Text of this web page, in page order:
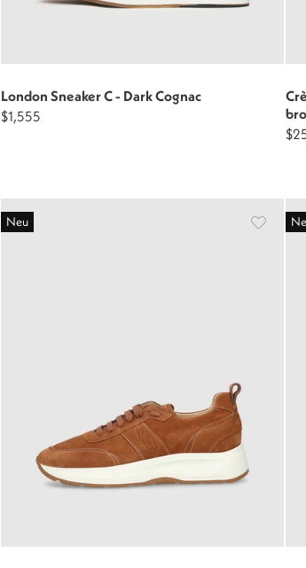
London Sneaker C - Dark Cognac
$1,555
Neu